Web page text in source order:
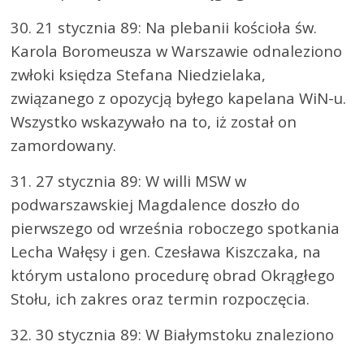
30. 21 stycznia 89: Na plebanii kościoła św.
Karola Boromeusza w Warszawie odnaleziono
zwłoki księdza Stefana Niedzielaka,
związanego z opozycją byłego kapelana WiN-u.
Wszystko wskazywało na to, iż został on
zamordowany.
31. 27 stycznia 89: W willi MSW w
podwarszawskiej Magdalence doszło do
pierwszego od września roboczego spotkania
Lecha Wałęsy i gen. Czesława Kiszczaka, na
którym ustalono procedurę obrad Okrągłego
Stołu, ich zakres oraz termin rozpoczęcia.
32. 30 stycznia 89: W Białymstoku znaleziono